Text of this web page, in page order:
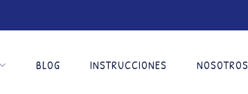
BLOG INSTRUCCIONES NOSOTROS